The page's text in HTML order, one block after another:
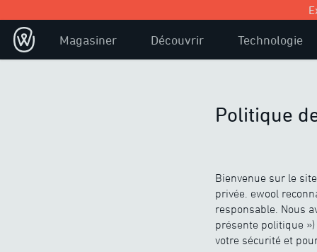
Magasiner Découvrir Technologie
Politique
Bienvenue sur le
privée. ewool
responsable. Nous
présente politique
votre sécurité et